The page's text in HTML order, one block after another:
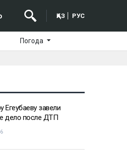
ҚАЗ РУС
Погода
Егеубаеву завели
дело после ДТП